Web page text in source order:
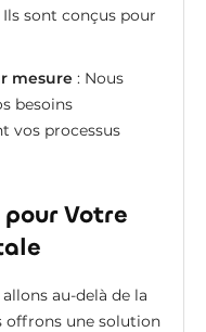
sont conçus pour
mesure: Nous
besoins
vos processus
Votre
au-delà de la
offrons une solution